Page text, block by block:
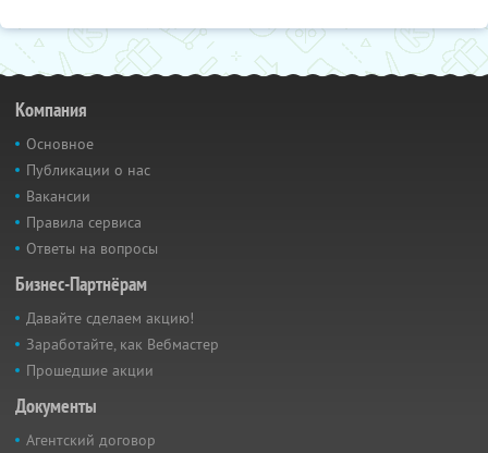
Компания
Основное
Публикации о нас
Вакансии
Правила сервиса
Ответы на вопросы
Бизнес-Партнёрам
Давайте сделаем акцию!
Заработайте, как Вебмастер
Прошедшие акции
Документы
Агентский договор